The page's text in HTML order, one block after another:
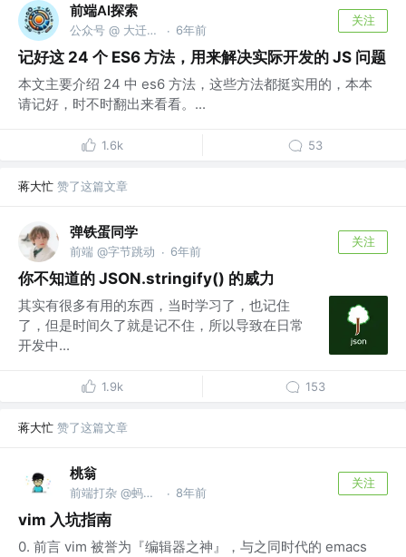
前端AI探索
公众号 @ 大迁世界 · 6年前
关注
记好这 24 个 ES6 方法，用来解决实际开发的 JS 问题
本文主要介绍 24 中 es6 方法，这些方法都挺实用的，本本
请记好，时不时翻出来看看。...
1.6k 53
蒋大忙 赞了这篇文章
弹铁蛋同学
前端 @字节跳动 · 6年前
关注
你不知道的 JSON.stringify() 的威力
其实有很多有用的东西，当时学习了，也记住
了，但是时间久了就是记不住，所以导致在日常
开发中...
1.9k 153
蒋大忙 赞了这篇文章
桃翁
前端打杂 @蚂蚁集团 · 8年前
关注
vim 入坑指南
0. 前言 vim 被誉为『编辑器之神』，与之同时代的 emacs